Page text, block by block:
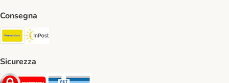
Consegna
Poste Italiane. Shipping Method
Sicurezza
Security